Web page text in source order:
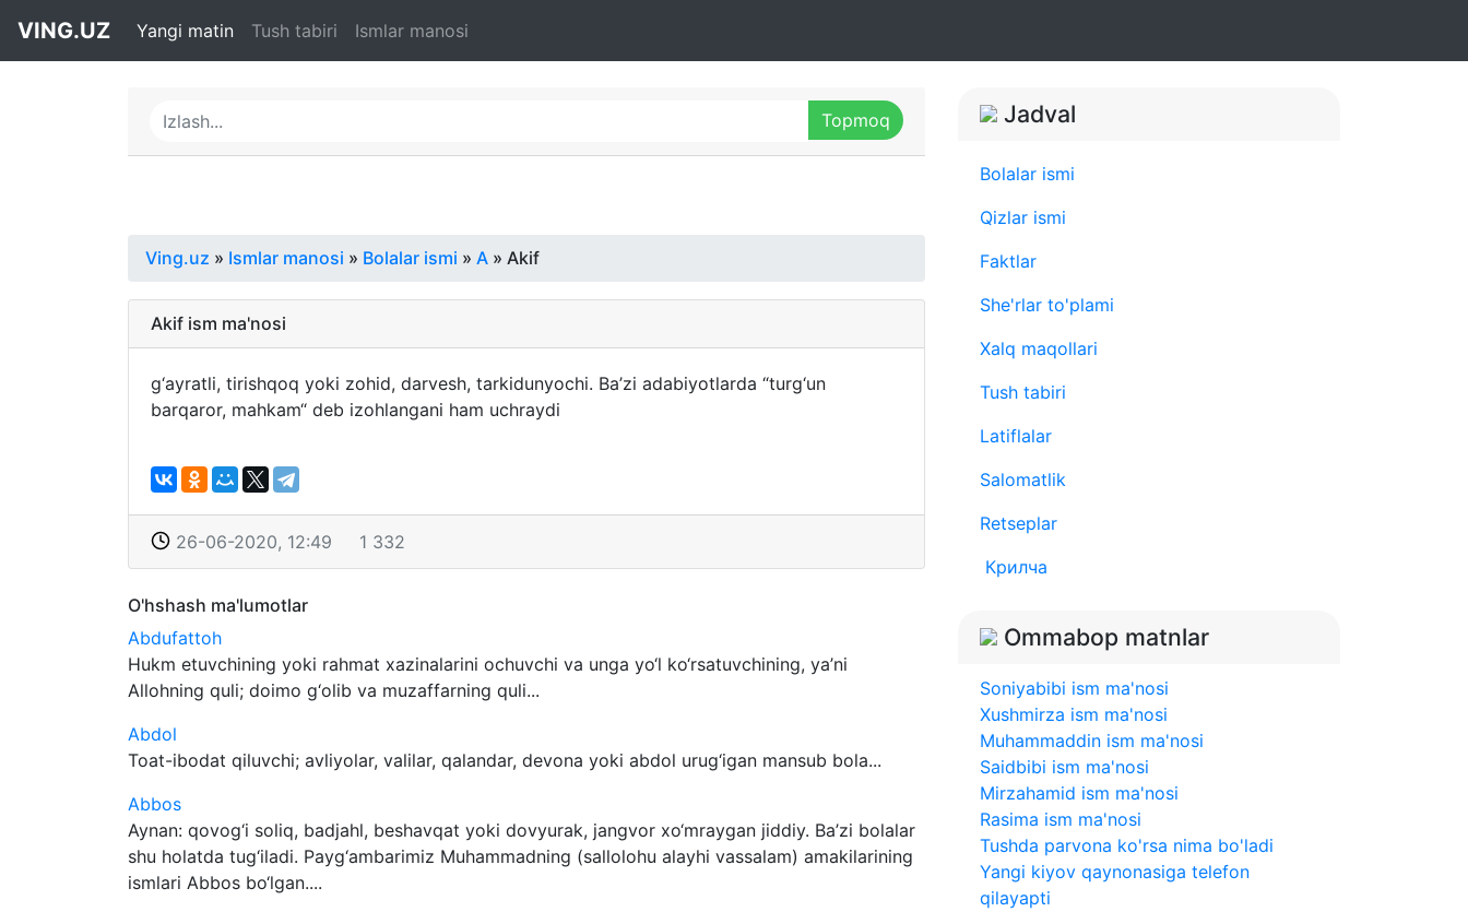
VING.UZ Yangi matin Tush tabiri Ismlar manosi
Ving.uz » Ismlar manosi » Bolalar ismi » A » Akif
Akif ism ma'nosi
g‘ayratli, tirishqoq yoki zohid, darvesh, tarkidunyochi. Ba’zi adabiyotlarda “turg‘un
barqaror, mahkam“ deb izohlangani ham uchraydi
26-06-2020, 12:49 1 332
O'hshash ma'lumotlar
Abdufattoh
Hukm etuvchining yoki rahmat xazinalarini ochuvchi va unga yo‘l ko‘rsatuvchining, ya’ni
Allohning quli; doimo g‘olib va muzaffarning quli...
Abdol
Toat-ibodat qiluvchi; avliyolar, valilar, qalandar, devona yoki abdol urug‘igan mansub bola...
Abbos
Aynan: qovog‘i soliq, badjahl, beshavqat yoki dovyurak, jangvor xo‘mraygan jiddiy. Ba’zi bolalar
shu holatda tug‘iladi. Payg‘ambarimiz Muhammadning (sallolohu alayhi vassalam) amakilarining
ismlari Abbos bo‘lgan....
Jadval
Bolalar ismi
Qizlar ismi
Faktlar
She'rlar to'plami
Xalq maqollari
Tush tabiri
Latiflalar
Salomatlik
Retseplar
Крилча
Ommabop matnlar
Soniyabibi ism ma'nosi
Xushmirza ism ma'nosi
Muhammaddin ism ma'nosi
Saidbibi ism ma'nosi
Mirzahamid ism ma'nosi
Rasima ism ma'nosi
Tushda parvona ko'rsa nima bo'ladi
Yangi kiyov qaynonasiga telefon
qilayapti